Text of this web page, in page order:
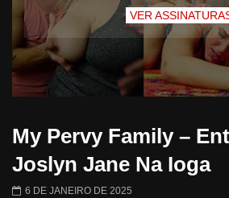
VER
My Pervy Family –
Joslyn Jane Na Ioga
6 DE JANEIRO DE 2025